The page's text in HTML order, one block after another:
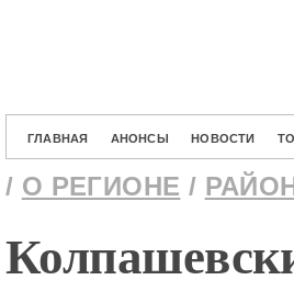
ГЛАВНАЯ АНОНСЫ НОВОСТИ
/ О РЕГИОНЕ /